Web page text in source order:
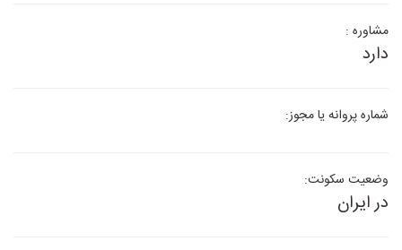
مشاوره :
دارد
شماره پروانه یا مجوز:
وضعیت سکونت:
در ایران